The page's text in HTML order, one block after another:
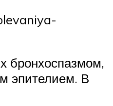
бронхоспазмом,
эпителием. В